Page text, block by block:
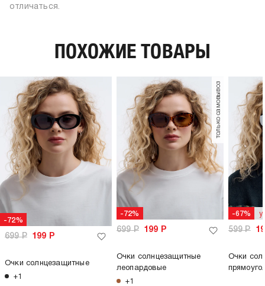
узор:
отличаться.
ПОХОЖИЕ ТОВАРЫ
-72%
699Р 199 Р
Очки солнцезащитные
+1
-72%
только самовывоз
699Р 199 Р
Очки солнцезащитные
леопардовые
+1
-67%
599Р
Очки